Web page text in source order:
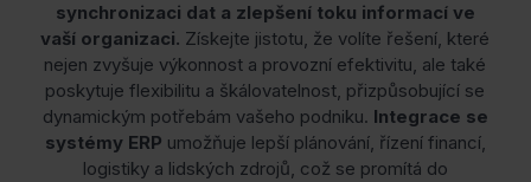
synchronizaci dat a zlepšení toku informací ve
vaší organizaci. Získejte jistotu, že volíte řešení, které
nejen zvyšuje výkonnost a provozní efektivitu, ale také
poskytuje flexibilitu a škálovatelnost, přizpůsobující se
dynamickým potřebám vašeho podniku. Integrace se
systémy ERP umožňuje lepší plánování, řízení financí,
logistiky a lidských zdrojů, což se promítá do